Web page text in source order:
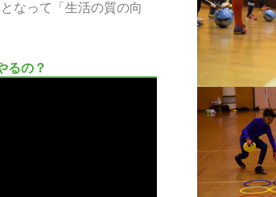
なって「生活の質の向
るの？